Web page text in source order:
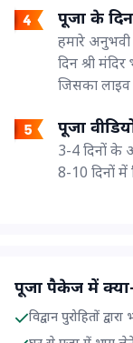
पूजा के
हमारे अनुभवी
दिन श्री
जिसका
पूजा
3-4 दिनों के
8-10 दिनों में
पूजा पैकेज में
विद्वान पुरोहितों